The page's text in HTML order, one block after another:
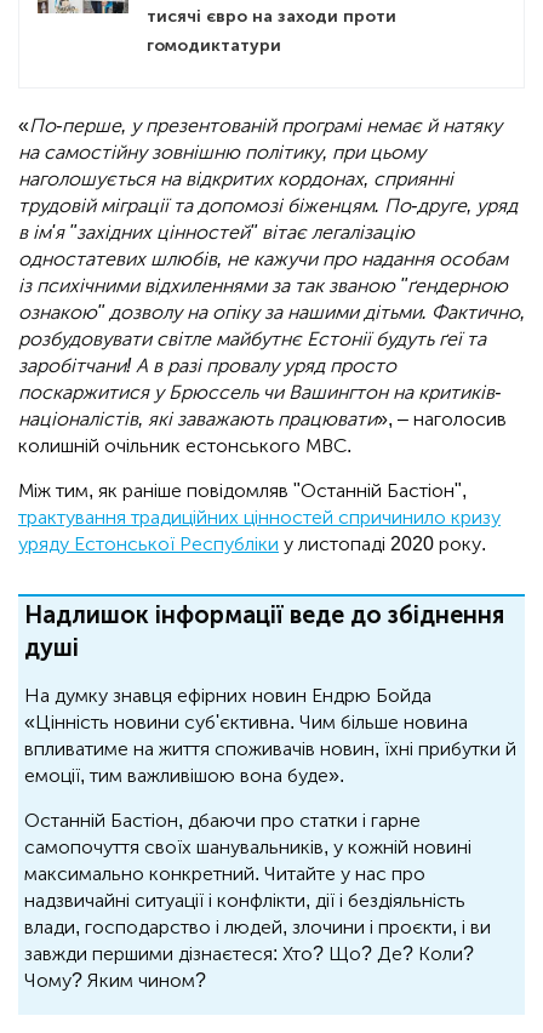
тисячі євро на заходи проти
гомодиктатури
«По-перше, у презентованій програмі немає й натяку
на самостійну зовнішню політику, при цьому
наголошується на відкритих кордонах, сприянні
трудовій міграції та допомозі біженцям. По-друге, уряд
в ім'я "західних цінностей" вітає легалізацію
одностатевих шлюбів, не кажучи про надання особам
із психічними відхиленнями за так званою "ґендерною
ознакою" дозволу на опіку за нашими дітьми. Фактично,
розбудовувати світле майбутнє Естонії будуть ґеї та
заробітчани! А в разі провалу уряд просто
поскаржитися у Брюссель чи Вашингтон на критиків-
націоналістів, які заважають працювати», – наголосив
колишній очільник естонського МВС.
Між тим, як раніше повідомляв "Останній Бастіон",
трактування традиційних цінностей спричинило кризу
уряду Естонської Республіки у листопаді 2020 року.
Надлишок інформації веде до збіднення
душі
На думку знавця ефірних новин Ендрю Бойда
«Цінність новини суб'єктивна. Чим більше новина
впливатиме на життя споживачів новин, їхні прибутки й
емоції, тим важливішою вона буде».
Останній Бастіон, дбаючи про статки і гарне
самопочуття своїх шанувальників, у кожній новині
максимально конкретний. Читайте у нас про
надзвичайні ситуації і конфлікти, дії і бездіяльність
влади, господарство і людей, злочини і проєкти, і ви
завжди першими дізнаєтеся: Хто? Що? Де? Коли?
Чому? Яким чином?